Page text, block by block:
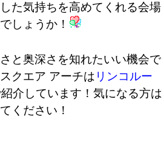
た気持ちを高めてくれる会場
しょうか！
と奥深さを知れたいい機会で
クエア アーチは リンコルー
介しています！気になる方は
ください！